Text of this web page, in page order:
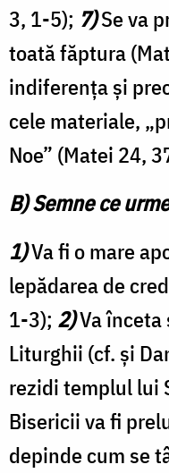
3, 1-5); 7)Se va
toată făptura
indiferența și
cele materiale,
Noe” (Matei 24,
B) Semne ce
1)Va fi o mare
lepădarea de
1-3); 2)Va înceta
Liturghii (cf. și
rezidi templul lui
Bisericii va fi
depinde cum se